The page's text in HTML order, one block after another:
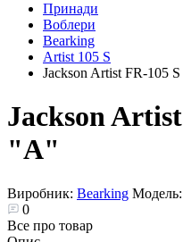
Принади
Воблери
Bearking
Artist 105 S
Jackson Artist FR-105
Jackson
"A"
Виробник: Bearking Модель:
0
Все про товар